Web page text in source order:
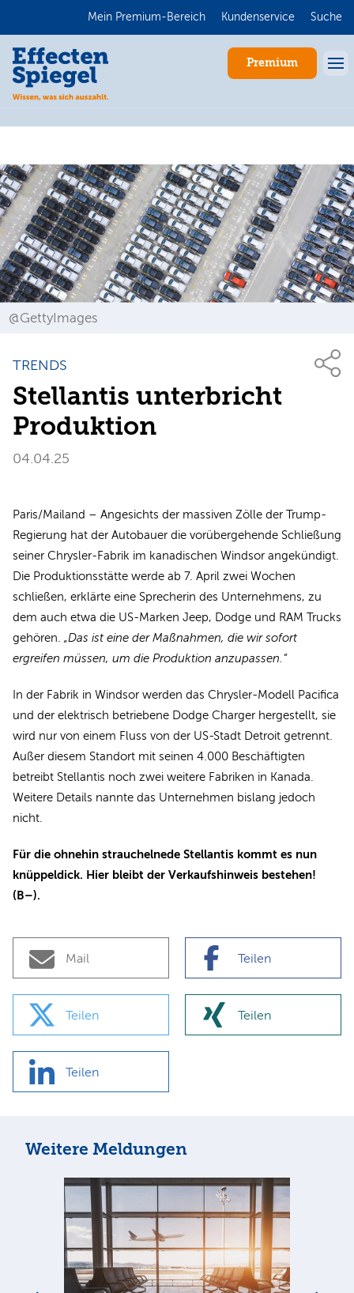
Mein Premium-Bereich Kundenservice Suche
Premium
@GettyImages
TRENDS
Stellantis unterbricht
Produktion
04.04.25
Paris/Mailand – Angesichts der massiven Zölle der Trump-
Regierung hat der Autobauer die vorübergehende Schließung
seiner Chrysler-Fabrik im kanadischen Windsor angekündigt.
Die Produktionsstätte werde ab 7. April zwei Wochen
schließen, erklärte eine Sprecherin des Unternehmens, zu
dem auch etwa die US-Marken Jeep, Dodge und RAM Trucks
gehören. „Das ist eine der Maßnahmen, die wir sofort
ergreifen müssen, um die Produktion anzupassen.“
In der Fabrik in Windsor werden das Chrysler-Modell Pacifica
und der elektrisch betriebene Dodge Charger hergestellt, sie
wird nur von einem Fluss von der US-Stadt Detroit getrennt.
Außer diesem Standort mit seinen 4.000 Beschäftigten
betreibt Stellantis noch zwei weitere Fabriken in Kanada.
Weitere Details nannte das Unternehmen bislang jedoch
nicht.
Für die ohnehin strauchelnede Stellantis kommt es nun
knüppeldick. Hier bleibt der Verkaufshinweis bestehen!
(B–).
Mail Teilen
Teilen Teilen
Teilen
Weitere Meldungen
Anmelden